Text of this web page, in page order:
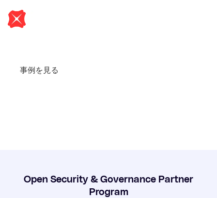
事例を見る
Open Security & Governance Partner
Program